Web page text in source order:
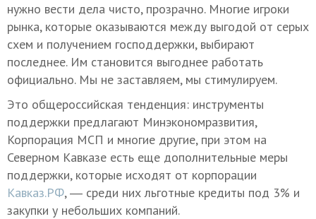
нужно вести дела чисто, прозрачно. Многие игроки
рынка, которые оказываются между выгодой от серых
схем и получением господдержки, выбирают
последнее. Им становится выгоднее работать
официально. Мы не заставляем, мы стимулируем.
Это общероссийская тенденция: инструменты
поддержки предлагают Минэкономразвития,
Корпорация МСП и многие другие, при этом на
Северном Кавказе есть еще дополнительные меры
поддержки, которые исходят от корпорации
Кавказ.РФ, ― среди них льготные кредиты под 3% и
закупки у небольших компаний.